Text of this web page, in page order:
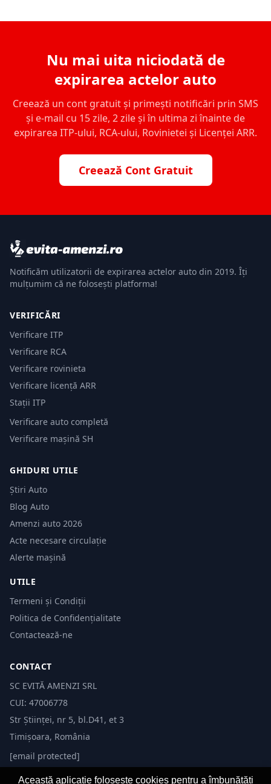
Nu mai uita niciodată de
expirarea actelor auto
Creează un cont gratuit și primești notificări prin SMS
și e-mail cu 15 zile, 2 zile și în ultima zi înainte de
expirarea ITP-ului, RCA-ului, Rovinietei și Licenței ARR.
Creează Cont Gratuit
Notificăm utilizatorii de expirarea actelor auto din 2019. Îți
mulțumim că ne folosești platforma!
VERIFICĂRI
Verificare ITP
Verificare RCA
Verificare rovinieta
Verificare licență ARR
Stații ITP
Verificare auto completă
Verificare mașină SH
GHIDURI UTILE
Știri Auto
Blog Auto
Amenzi auto 2026
Acte necesare circulație
Alerte mașină
UTILE
Termeni și Condiții
Politica de Confidențialitate
Contactează-ne
CONTACT
SC EVITĂ AMENZI SRL
CUI: 47006778
Str Științei, nr 5, bl.D41, et 3
Timișoara, România
[email protected]
Această aplicație folosește cookies pentru a îmbunătăți